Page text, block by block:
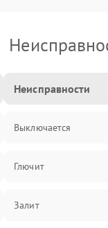
Неисправности
Выключается
Глючит
Залит